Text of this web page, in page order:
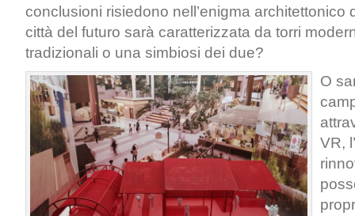
conclusioni risiedono nell’enigma architettonico
città del futuro sarà caratterizzata da torri
tradizionali o una simbiosi dei due?
O
VR,